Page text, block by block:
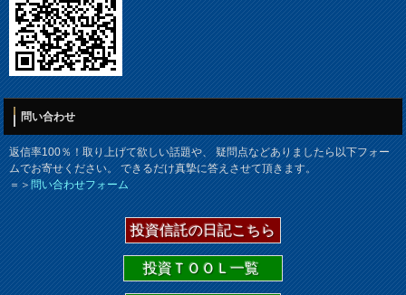
問い合わせ
返信率100％！取り上げて欲しい話題や、 疑問点などありましたら以下フォー
ムでお寄せください。 できるだけ真摯に答えさせて頂きます。
＝＞問い合わせフォーム
投資信託の日記こちら
投資ＴＯＯＬ一覧